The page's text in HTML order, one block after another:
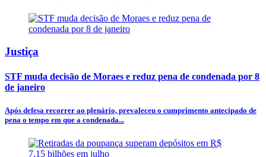
Justiça
STF muda decisão de Moraes e reduz pena de condenada por 8
de janeiro
Após defesa recorrer ao plenário, prevaleceu o cumprimento antecipado de
pena o tempo em que a condenada...